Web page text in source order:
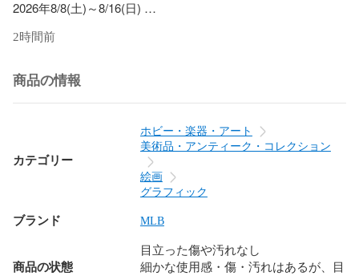
2026年8/8(土)～8/16(日)
順次のご対応となりますので、通常よりお時間を頂戴する可
ご迷惑をおかけいたしますが、何卒よろしくお願いいたしま
す。
==============================
2時間前
商品の情報
カテゴリー
ホビー・楽器・アート
美術品・アンティーク・コレクション
絵画
グラフィック
ブランド MLB
商品の状態
目立った傷や汚れなし
細かな使用感・傷・汚れはあるが、目